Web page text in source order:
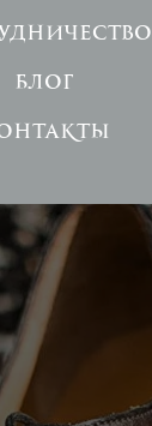
Блог